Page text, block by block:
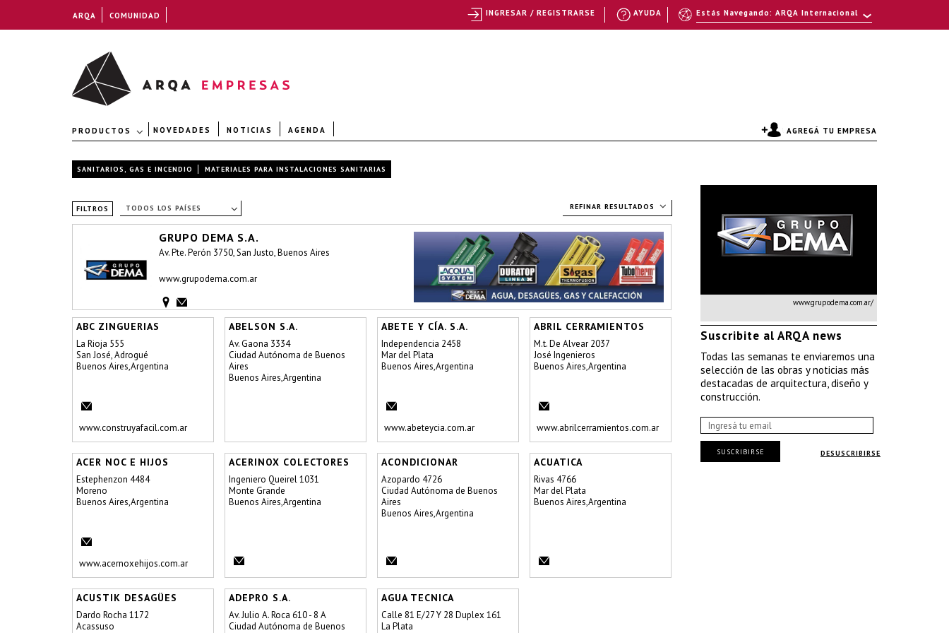
PRODUCTOS NOVEDADES NOTICIAS AGENDA AGREGÁ TU EMPRESA
SANITARIOS, GAS E INCENDIO MATERIALES PARA INSTALACIONES SANITARIAS
FILTROS TODOS LOS PAÍSES REFINAR RESULTADOS
GRUPO DEMA S.A.
Av. Pte. Perón 3750, San Justo, Buenos Aires
www.grupodema.com.ar
ABC ZINGUERIAS
La Rioja 555
San José, Adrogué
Buenos Aires,Argentina
www.construyafacil.com.ar
ABELSON S.A.
Av. Gaona 3334
Ciudad Autónoma de Buenos
Aires
Buenos Aires,Argentina
ABETE Y CÍA. S.A.
Independencia 2458
Mar del Plata
Buenos Aires,Argentina
www.abeteycia.com.ar
ABRIL CERRAMIENTOS
M.t. De Alvear 2037
José Ingenieros
Buenos Aires,Argentina
www.abrilcerramientos.com.ar
ACER NOC E HIJOS
Estephenzon 4484
Moreno
Buenos Aires,Argentina
www.acernoxehijos.com.ar
ACERINOX COLECTORES
Ingeniero Queirel 1031
Monte Grande
Buenos Aires,Argentina
ACONDICIONAR
Azopardo 4726
Ciudad Autónoma de Buenos
Aires
Buenos Aires,Argentina
ACUATICA
Rivas 4766
Mar del Plata
Buenos Aires,Argentina
ACUSTIK DESAGÜES
Dardo Rocha 1172
Acassuso
ADEPRO S.A.
Av. Julio A. Roca 610 - 8 A
Ciudad Autónoma de Buenos
AGUA TECNICA
Calle 81 E/27 Y 28 Duplex 161
La Plata
www.grupodema.com.ar/
Suscribite al ARQA news
Todas las semanas te enviaremos una
selección de las obras y noticias más
destacadas de arquitectura, diseño y
construcción.
DESUSCRIBIRSE
SUSCRIBIRSE
ARQA COMUNIDAD Estás Navegando: ARQA Internacional
AYUDA
INGRESAR / REGISTRARSE